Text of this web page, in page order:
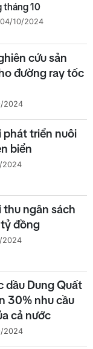
tháng 10
10/2024
cứu sản
đường ray tốc
2024
phát triển nuôi
biển
2024
thu ngân sách
đồng
2024
dầu Dung Quất
30% nhu cầu
cả nước
2024